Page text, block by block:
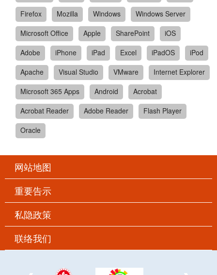
Firefox
Mozilla Windows
Windows Server
Microsoft Office
Apple SharePoint
iOS
Adobe
iPhone iPad Excel iPadOS
iPod
Apache
Visual Studio VMware
Internet Explorer
Microsoft 365 Apps
Android
Acrobat
Acrobat Reader
Adobe Reader
Flash Player
Oracle
网站地图
重要告示
私隐政策
联络我们